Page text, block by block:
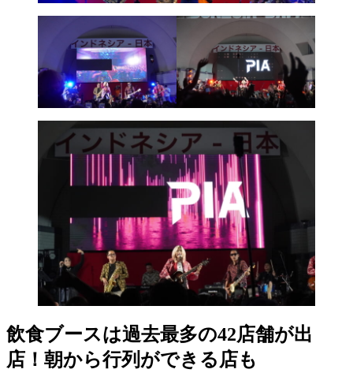
飲食ブースは過去最多の42店舗が出
店！朝から行列ができる店も